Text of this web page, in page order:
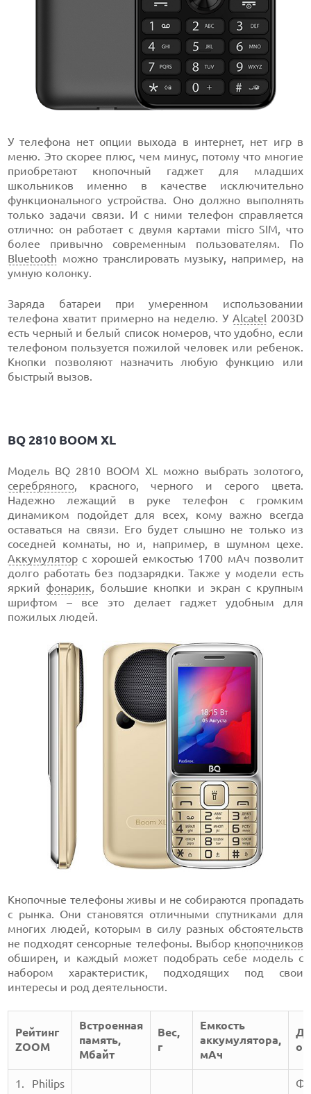
У телефона нет опции выхода в интернет, нет игр в
меню. Это скорее плюс, чем минус, потому что многие
приобретают кнопочный гаджет для младших
школьников именно в качестве исключительно
функционального устройства. Оно должно выполнять
только задачи связи. И с ними телефон справляется
отлично: он работает с двумя картами micro SIM, что
более привычно современным пользователям. По
Bluetooth можно транслировать музыку, например, на
умную колонку.
Заряда батареи при умеренном использовании
телефона хватит примерно на неделю. У Alcatel 2003D
есть черный и белый список номеров, что удобно, если
телефоном пользуется пожилой человек или ребенок.
Кнопки позволяют назначить любую функцию или
быстрый вызов.
BQ 2810 BOOM XL
Модель BQ 2810 BOOM XL можно выбрать золотого,
серебряного, красного, черного и серого цвета.
Надежно лежащий в руке телефон с громким
динамиком подойдет для всех, кому важно всегда
оставаться на связи. Его будет слышно не только из
соседней комнаты, но и, например, в шумном цехе.
Аккумулятор с хорошей емкостью 1700 мАч позволит
долго работать без подзарядки. Также у модели есть
яркийфонарик, большие кнопки и экран с крупным
шрифтом – все это делает гаджет удобным для
пожилых людей.
Кнопочные телефоны живы и не собираются пропадать
с рынка. Они становятся отличными спутниками для
многих людей, которым в силу разных обстоятельств
не подходят сенсорные телефоны. Выбор кнопочников
обширен, и каждый может подобрать себе модель с
набором характеристик, подходящих под свои
интересы и род деятельности.
Рейтинг
ZOOM
Встроенная
память,
Мбайт
Вес,
г
Емкость
аккумулятора,
мАч
1. Philips